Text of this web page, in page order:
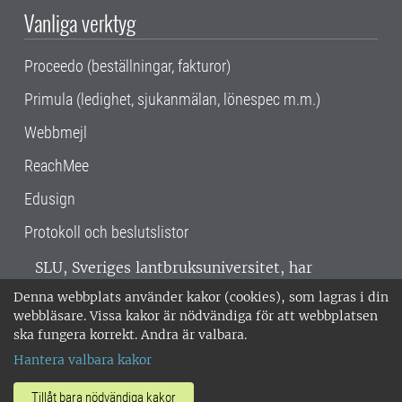
Denna webbplats använder kakor (cookies), som lagras i din
webbläsare. Vissa kakor är nödvändiga för att webbplatsen
ska fungera korrekt. Andra är valbara.
Hantera valbara kakor
Tillåt bara nödvändiga kakor
Vanliga verktyg
Proceedo (beställningar, fakturor)
Primula (ledighet, sjukanmälan, lönespec m.m.)
Webbmejl
ReachMee
Edusign
Protokoll och beslutslistor
SLU, Sveriges lantbruksuniversitet, har
verksamhet över hela Sverige. Huvudorter är
Alnarp, Uppsala och Umeå.SLU är
miljöcertifierat enligt ISO 14001. •
018-67 10 00 • Org nr: 202100-2817 •
Om SLU:s webbplatser